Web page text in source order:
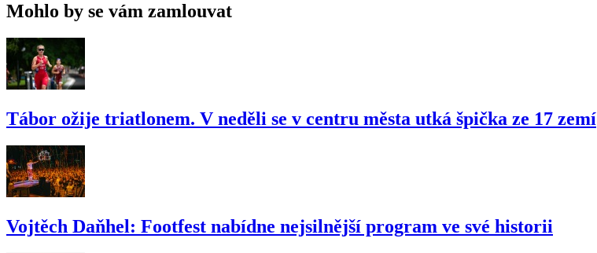
Mohlo by se vám zamlouvat
Tábor ožije triatlonem. V neděli se v centru města utká špička ze 17 zemí
Vojtěch Daňhel: Footfest nabídne nejsilnější program ve své historii